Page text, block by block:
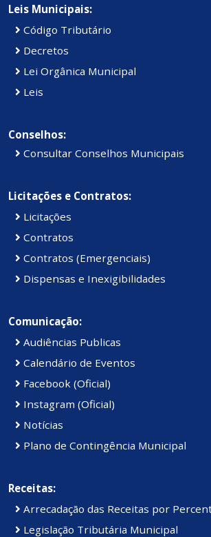
Leis Municipais:
Código Tributário
Decretos
Lei Orgânica Municipal
Leis
Conselhos:
Consultar Conselhos Municipais
Licitações e Contratos:
Licitações
Contratos
Contratos (Emergenciais)
Dispensas e Inexigibilidades
Comunicação:
Audiências Publicas
Calendário de Eventos
Facebook (Oficial)
Instagram (Oficial)
Notícias
Plano de Contingência Municipal
Receitas:
Arrecadação das Receitas por
Legislação Tributária Municipal